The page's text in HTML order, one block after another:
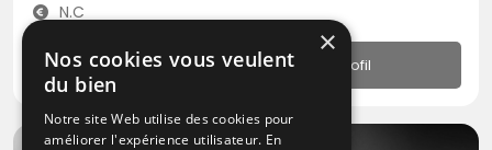
N.C
Profil
×
Nos cookies vous veulent
du bien
Notre site Web utilise des cookies pour
améliorer l'expérience utilisateur. En